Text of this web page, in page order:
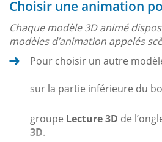
Choisir une animation
Chaque modèle 3D animé
modèles d’animation appelés
Pour choisir un autre
sur la partie inférieure du
groupe Lecture 3D de
3D.